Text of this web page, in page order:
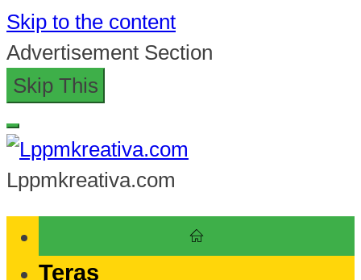
Skip to the content
Advertisement Section
Skip This
Lppmkreativa.com
Teras